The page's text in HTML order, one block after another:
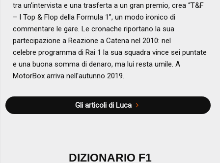
tra un'intervista e una trasferta a un gran premio, crea “T&F
– I Top & Flop della Formula 1”, un modo ironico di
commentare le gare. Le cronache riportano la sua
partecipazione a Reazione a Catena nel 2010: nel
celebre programma di Rai 1 la sua squadra vince sei puntate
e una buona somma di denaro, ma lui resta umile. A
MotorBox arriva nell'autunno 2019.
Gli articoli di Luca
DIZIONARIO F1